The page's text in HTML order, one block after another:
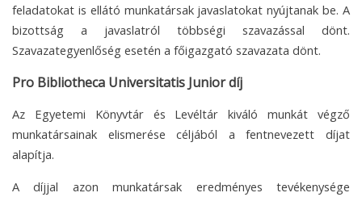
feladatokat is ellátó munkatársak javaslatokat nyújtanak be. A
bizottság a javaslatról többségi szavazással dönt.
Szavazategyenlőség esetén a főigazgató szavazata dönt.
Pro Bibliotheca Universitatis Junior díj
Az Egyetemi Könyvtár és Levéltár kiváló munkát végző
munkatársainak elismerése céljából a fentnevezett díjat
alapítja.
A díjjal azon munkatársak eredményes tevékenysége